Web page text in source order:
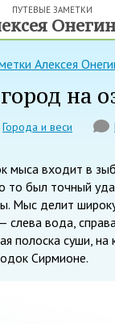
ПУТЕВЫЕ ЗАМЕТКИ
Алексея
на
Города и веси
мыса входит в
то был точный
Мыс делит
слева вода,
полоска суши, на
Сирмионе.